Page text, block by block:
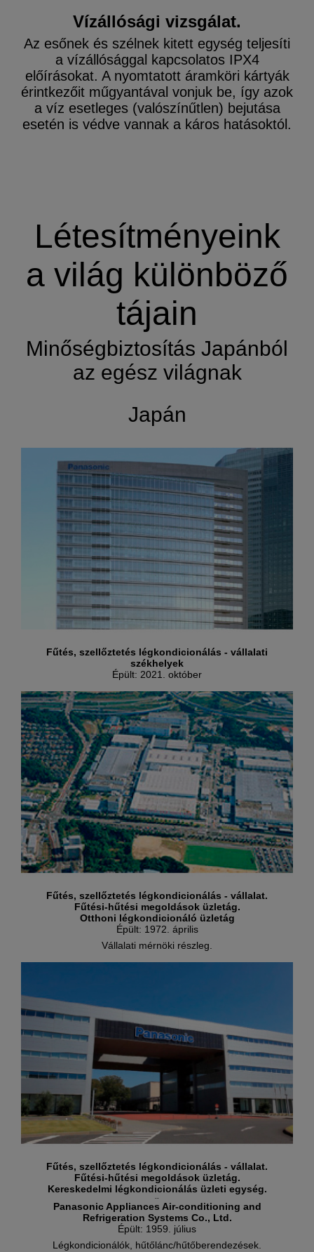
Vízállósági vizsgálat.
Az esőnek és szélnek kitett egység teljesíti
a vízállósággal kapcsolatos IPX4
előírásokat. A nyomtatott áramköri kártyák
érintkezőit műgyantával vonjuk be, így azok
a víz esetleges (valószínűtlen) bejutása
esetén is védve vannak a káros hatásoktól.
Létesítményeink
a világ különböző
tájain
Minőségbiztosítás Japánból
az egész világnak
Japán
Fűtés, szellőztetés légkondicionálás - vállalati
székhelyek
Épült: 2021. október
Fűtés, szellőztetés légkondicionálás - vállalat.
Fűtési-hűtési megoldások üzletág.
Otthoni légkondicionáló üzletág
Épült: 1972. április
Vállalati mérnöki részleg.
Fűtés, szellőztetés légkondicionálás - vállalat.
Fűtési-hűtési megoldások üzletág.
Kereskedelmi légkondicionálás üzleti egység.
--
Panasonic Appliances Air-conditioning and
Refrigeration Systems Co., Ltd.
Épült: 1959. július
Légkondicionálók, hűtőlánc/hűtőberendezések.